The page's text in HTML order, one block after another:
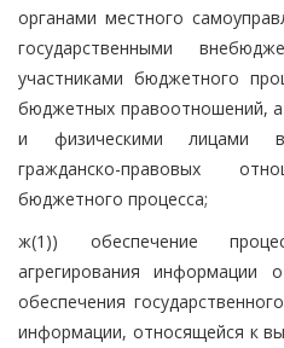
органами местного
государственными
участниками бюджетного
бюджетных правоотношений,
и физическими лицами в
гражданско-правовых
бюджетного процесса;
ж(1)) обеспечение
агрегирования информации
обеспечения
информации, относящейся к